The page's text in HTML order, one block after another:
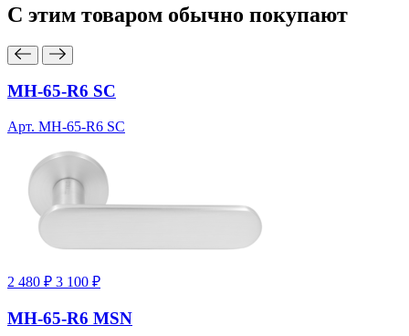
С этим товаром обычно покупают
MH-65-R6 SC
Арт. MH-65-R6 SC
2 480 ₽ 3 100 ₽
MH-65-R6 MSN